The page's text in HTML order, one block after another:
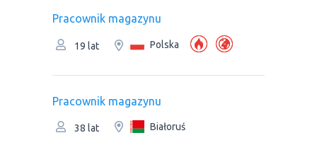
Рracownik magazynu
19 lat Polska
Рracownik magazynu
38 lat Białoruś